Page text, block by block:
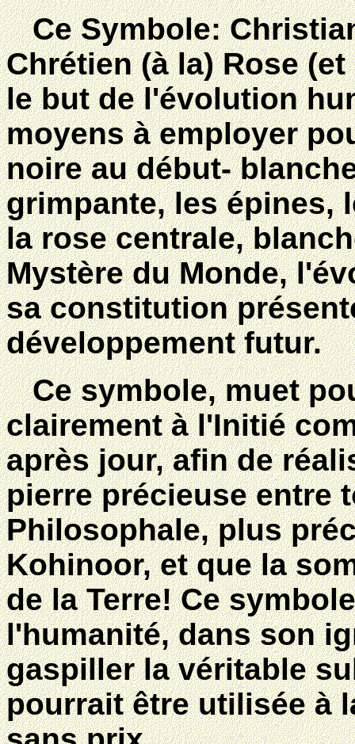
Ce Symbole:
Chrétien (à la) Rose
le but de l'évolution
moyens à employer
noire au début-
grimpante, les épines,
la rose centrale,
Mystère du Monde,
sa constitution
développement futur.
Ce symbole, muet
clairement à l'Initié
après jour, afin de
pierre précieuse entre
Philosophale, plus
Kohinoor, et que la
de la Terre! Ce
l'humanité, dans son
gaspiller la véritable
pourrait être utilisée à